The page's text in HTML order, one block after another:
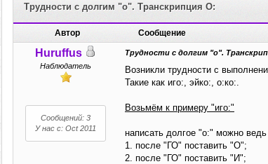
Трудности с долгим "о". Транскрипция О:
Автор Сообщение
Huruffus
Наблюдатель
Сообщений: 3
У нас с: Oct 2011
Трудности с долгим "о".
Возникли трудности с
Такие как иго:, эйко:, о:ко:.
Возьмём к примеру "иго:"
написать долгое "о:" можно
1. после "ГО" поставить "О";
2. после "ГО" поставить "И";